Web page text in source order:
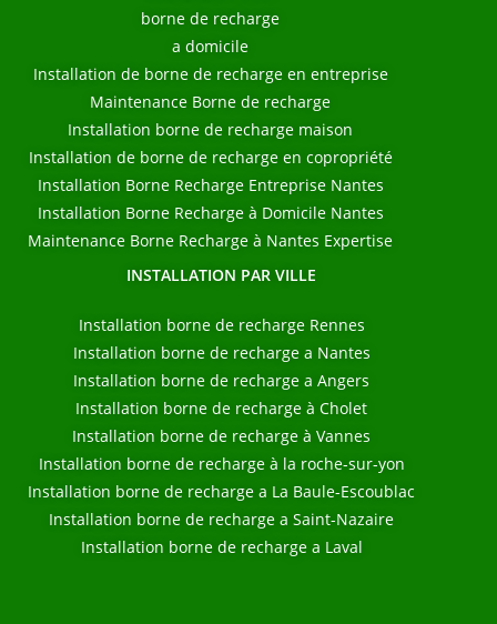
borne de recharge
a domicile
Installation de borne de recharge en entreprise
Maintenance Borne de recharge
Installation borne de recharge maison
Installation de borne de recharge en copropriété
Installation Borne Recharge Entreprise Nantes
Installation Borne Recharge à Domicile Nantes
Maintenance Borne Recharge à Nantes Expertise
INSTALLATION PAR VILLE
Installation borne de recharge Rennes
Installation borne de recharge a Nantes
Installation borne de recharge a Angers
Installation borne de recharge à Cholet
Installation borne de recharge à Vannes
Installation borne de recharge à la roche-sur-yon
Installation borne de recharge a La Baule-Escoublac
Installation borne de recharge a Saint-Nazaire
Installation borne de recharge a Laval